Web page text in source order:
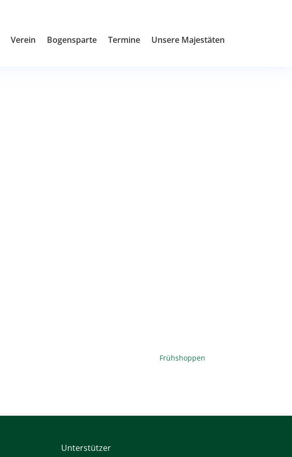
Verein Bogensparte Termine Unsere Majestäten
Frühshoppen
Unterstützer